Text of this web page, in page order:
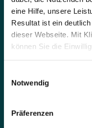
eine Hilfe, unsere
Resultat ist ein
dieser Webseite. Mit
können Sie die
Notwendig
Präferenzen
Des
chaque